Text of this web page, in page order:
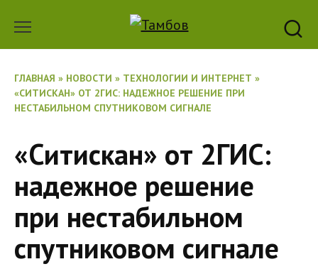
содержанию
ГЛАВНАЯ » НОВОСТИ » ТЕХНОЛОГИИ И ИНТЕРНЕТ »
«СИТИСКАН» ОТ 2ГИС: НАДЕЖНОЕ РЕШЕНИЕ ПРИ
НЕСТАБИЛЬНОМ СПУТНИКОВОМ СИГНАЛЕ
«Ситискан» от 2ГИС:
надежное решение
при нестабильном
спутниковом сигнале